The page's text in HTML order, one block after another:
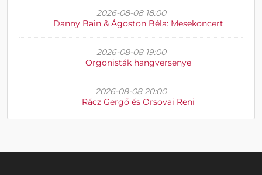
2026-08-08 18:00
Danny Bain & Ágoston Béla: Mesekoncert
2026-08-08 19:00
Orgonisták hangversenye
2026-08-08 20:00
Rácz Gergő és Orsovai Reni